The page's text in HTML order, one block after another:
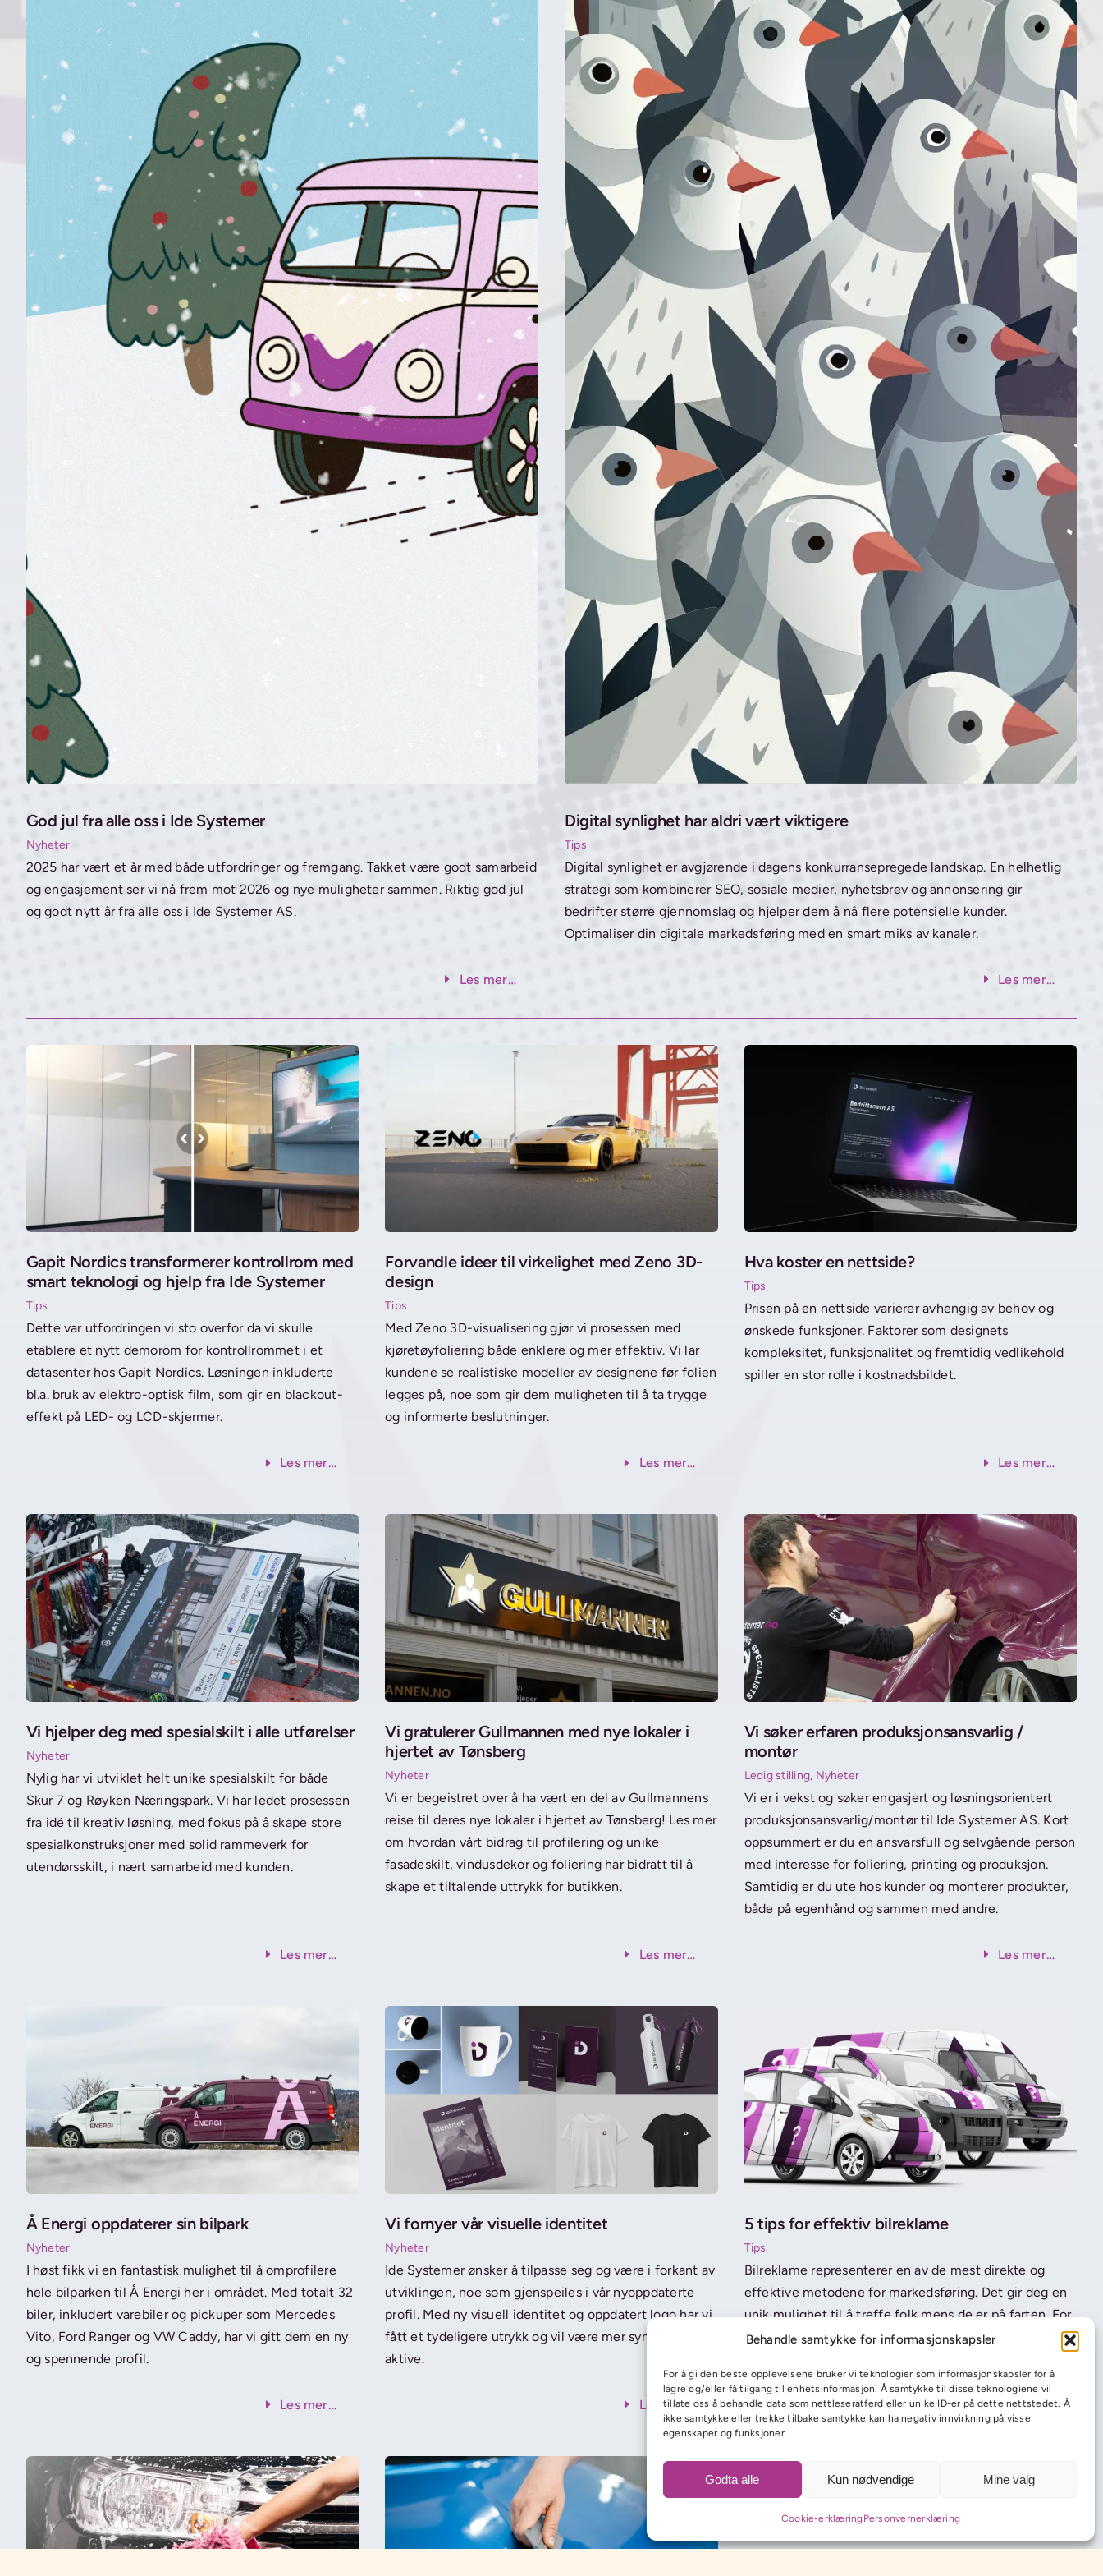
Behandle samtykke for informasjonskapsler
For å gi den beste opplevelsene bruker vi teknologier som informasjonskapsler for å
lagre og/eller få tilgang til enhetsinformasjon. Å samtykke til disse teknologiene vil
tillate oss å behandle data som nettleseratferd eller unike ID-er på dette nettstedet. Å
ikke samtykke eller trekke tilbake samtykke kan ha negativ innvirkning på visse
egenskaper og funksjoner.
Godta alle Kun nødvendige Mine valg
Cookie-erklæringPersonvernerklæring
God jul fra alle oss i Ide Systemer
Nyheter
2025 har vært et år med både utfordringer og fremgang. Takket være godt samarbeid
og engasjement ser vi nå frem mot 2026 og nye muligheter sammen. Riktig god jul
og godt nytt år fra alle oss i Ide Systemer AS.
Les mer…
Digital synlighet har aldri vært viktigere
Tips
Digital synlighet er avgjørende i dagens konkurransepregede landskap. En helhetlig
strategi som kombinerer SEO, sosiale medier, nyhetsbrev og annonsering gir
bedrifter større gjennomslag og hjelper dem å nå flere potensielle kunder.
Optimaliser din digitale markedsføring med en smart miks av kanaler.
Les mer…
Gapit Nordics transformerer kontrollrom med
smart teknologi og hjelp fra Ide Systemer
Tips
Dette var utfordringen vi sto overfor da vi skulle
etablere et nytt demorom for kontrollrommet i et
datasenter hos Gapit Nordics. Løsningen inkluderte
bl.a. bruk av elektro-optisk film, som gir en blackout-
effekt på LED- og LCD-skjermer.
Les mer…
Forvandle ideer til virkelighet med Zeno 3D-
design
Tips
Med Zeno 3D-visualisering gjør vi prosessen med
kjøretøyfoliering både enklere og mer effektiv. Vi lar
kundene se realistiske modeller av designene før folien
legges på, noe som gir dem muligheten til å ta trygge
og informerte beslutninger.
Les mer…
Hva koster en nettside?
Tips
Prisen på en nettside varierer avhengig av behov og
ønskede funksjoner. Faktorer som designets
kompleksitet, funksjonalitet og fremtidig vedlikehold
spiller en stor rolle i kostnadsbildet.
Les mer…
Vi hjelper deg med spesialskilt i alle utførelser
Nyheter
Nylig har vi utviklet helt unike spesialskilt for både
Skur 7 og Røyken Næringspark. Vi har ledet prosessen
fra idé til kreativ løsning, med fokus på å skape store
spesialkonstruksjoner med solid rammeverk for
utendørsskilt, i nært samarbeid med kunden.
Les mer…
Vi gratulerer Gullmannen med nye lokaler i
hjertet av Tønsberg
Nyheter
Vi er begeistret over å ha vært en del av Gullmannens
reise til deres nye lokaler i hjertet av Tønsberg! Les mer
om hvordan vårt bidrag til profilering og unike
fasadeskilt, vindusdekor og foliering har bidratt til å
skape et tiltalende uttrykk for butikken.
Les mer…
Vi søker erfaren produksjonsansvarlig /
montør
Ledig stilling, Nyheter
Vi er i vekst og søker engasjert og løsningsorientert
produksjonsansvarlig/montør til Ide Systemer AS. Kort
oppsummert er du en ansvarsfull og selvgående person
med interesse for foliering, printing og produksjon.
Samtidig er du ute hos kunder og monterer produkter,
både på egenhånd og sammen med andre.
Les mer…
Å Energi oppdaterer sin bilpark
Nyheter
I høst fikk vi en fantastisk mulighet til å omprofilere
hele bilparken til Å Energi her i området. Med totalt 32
biler, inkludert varebiler og pickuper som Mercedes
Vito, Ford Ranger og VW Caddy, har vi gitt dem en ny
og spennende profil.
Les mer…
Vi fornyer vår visuelle identitet
Nyheter
Ide Systemer ønsker å tilpasse seg og være i forkant av
utviklingen, noe som gjenspeiles i vår nyoppdaterte
profil. Med ny visuell identitet og oppdatert logo har vi
fått et tydeligere utrykk og vil være mer synlige og
aktive.
Les mer…
5 tips for effektiv bilreklame
Tips
Bilreklame representerer en av de mest direkte og
effektive metodene for markedsføring. Det gir deg en
unik mulighet til å treffe folk mens de er på farten. For
å optimalisere effekten av din bilreklame, er det viktig
Les mer…